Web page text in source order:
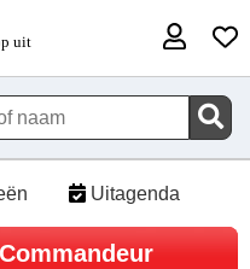
Uitagenda